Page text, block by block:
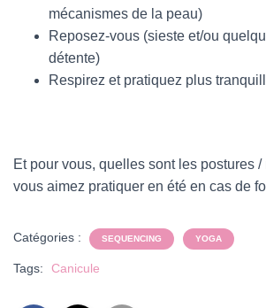
mécanismes de la peau)
Reposez-vous (sieste et/ou
détente)
Respirez et pratiquez plus
Et pour vous, quelles sont les postures
vous aimez pratiquer en été en cas de
Catégories : SEQUENCING YOGA
Tags: Canicule